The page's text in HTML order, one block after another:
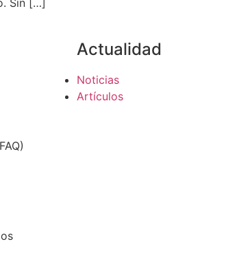
Sin […]
Actualidad
Noticias
Artículos